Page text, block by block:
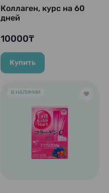
Коллаген, курс на 60
дней
10000₸
Купить
В НАЛИЧИИ